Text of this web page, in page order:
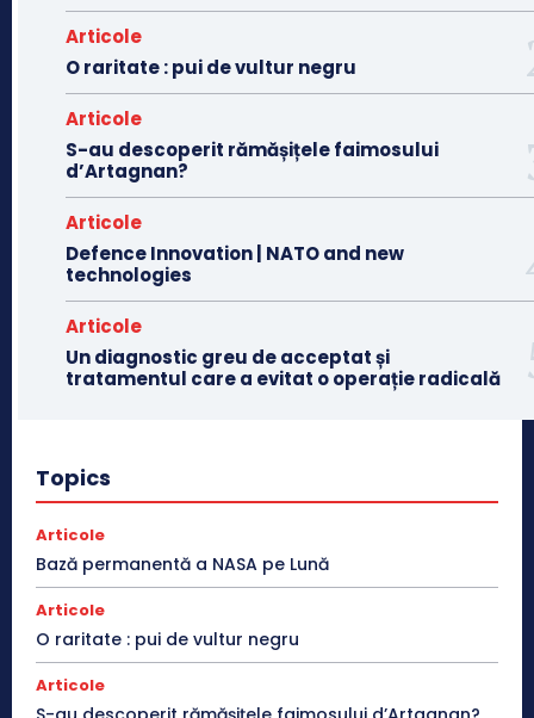
Articole
O raritate : pui de vultur negru
Articole
S-au descoperit rămășițele faimosului
d’Artagnan?
Articole
Defence Innovation | NATO and new
technologies
Articole
Un diagnostic greu de acceptat și
tratamentul care a evitat o operație radicală
Topics
Articole
Bază permanentă a NASA pe Lună
Articole
O raritate : pui de vultur negru
Articole